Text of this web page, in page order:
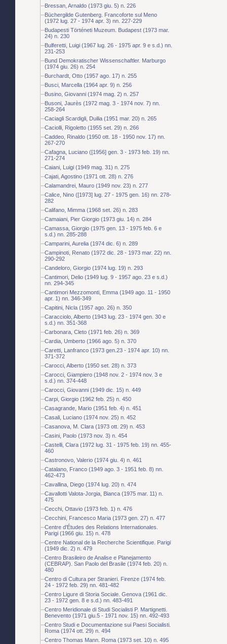
Bressan, Arnaldo (1973 giu. 5) n. 226
Büchergilde Gutenberg. Francoforte sul Meno
(1972 lug. 27 - 1974 apr. 3) nn. 227-229
Budapesti Történeti Muzeum. Budapest (1973 mar.
24) n. 230
Bulferetti, Luigi (1967 lug. 26 - 1975 apr. 9 e s.d.) nn.
231-253
Bund Demokratischer Wissenschaftler. Marburgo
(1974 giu. 26) n. 254
Burchardt, Otto (1957 ago. 17) n. 255
Busci, Marcella (1964 apr. 9) n. 256
Busino, Giovanni (1974 mag. 2) n. 257
Busoni, Jaurès (1972 mag. 3 - 1974 nov. 7) nn.
258-264
Caciagli Scardigli, Duilia (1951 mar. 20) n. 265
Caciolli, Rigoletto (1955 set. 29) n. 266
Caddeo, Rinaldo (1950 ott. 18 - 1950 nov. 17) nn.
267-270
Cafagna, Luciano ([1956] gen. 3 - 1973 feb. 19) nn.
271-274
Caiani, Luigi (1949 mag. 31) n. 275
Cajati, Agostino (1971 ott. 28) n. 276
Calamandrei, Mauro (1949 nov. 23) n. 277
Calice, Nino ([1973] lug. 27 - 1975 gen. 16) nn. 278-
282
Califano, Mimma (1968 set. 26) n. 283
Camaiani, Pier Giorgio (1973 giu. 14) n. 284
Camassa, Giorgio (1975 gen. 13 - 1975 feb. 6 e
s.d.) nn. 285-288
Camparini, Aurelia (1974 dic. 6) n. 289
Campinoti, Renato (1972 dic. 28 - 1973 mar. 22) nn.
290-292
Candeloro, Giorgio (1974 lug. 19) n. 293
Cantimori, Delio (1949 lug. 9 - 1957 ago. 23 e s.d.)
nn. 294-345
Cantimori Mezzomonti, Emma (1949 ago. 11 - 1950
apr. 1) nn. 346-349
Capitini, Nicla (1957 ago. 26) n. 350
Caracciolo, Alberto (1943 lug. 23 - 1974 gen. 30 e
s.d.) nn. 351-368
Carbonara, Cleto (1971 feb. 26) n. 369
Cardia, Umberto (1966 ago. 5) n. 370
Caretti, Lanfranco (1973 gen.23 - 1974 apr. 10) nn.
371-372
Carocci, Alberto (1950 set. 28) n. 373
Carocci, Giampiero (1948 nov. 2 - 1974 nov. 3 e
s.d.) nn. 374-448
Carocci, Giovanni (1949 dic. 15) n. 449
Carpi, Giorgio (1962 feb. 25) n. 450
Casagrande, Mario (1951 feb. 4) n. 451
Casali, Luciano (1974 nov. 25) n. 452
Casanova, M. Clara (1973 ott. 29) n. 453
Casini, Paolo (1973 nov. 3) n. 454
Castelli, Clara (1972 lug. 31 - 1975 feb. 19) nn. 455-
460
Castronovo, Valerio (1974 giu. 4) n. 461
Catalano, Franco (1949 ago. 3 - 1951 feb. 8) nn.
462-473
Cavallina, Diego (1974 lug. 20) n. 474
Cavallotti Valota-Jorgia, Bianca (1975 mar. 11) n.
475
Cecchi, Ottavio (1973 feb. 1) n. 476
Cecchini, Francesco Maria (1973 gen. 27) n. 477
Centre d'Études des Relations Internationales.
Parigi (1966 giu. 15) n. 478
Centre National de la Recherche Scientifique. Parigi
(1949 dic. 2) n. 479
Centro Brasileiro de Analise e Planejamento
(CEBRAP). San Paolo del Brasile (1974 feb. 20) n.
480
Centro di Cultura per Stranieri. Firenze (1974 feb.
24 - 1972 feb. 29) nn. 481-482
Centro Ligure di Storia Sociale. Genova (1961 dic.
23 - 1972 gen. 8 e s.d.) nn. 483-491
Centro Meridionale di Studi Socialisti P. Martignetti.
Benevento (1971 giu.5 - 1971 nov. 15) nn. 492-493
Centro Studi e Documentazione sui Paesi Socialisti.
Roma (1974 ott. 29) n. 494
Centro Thomas Mann. Roma (1973 set. 10) n. 495